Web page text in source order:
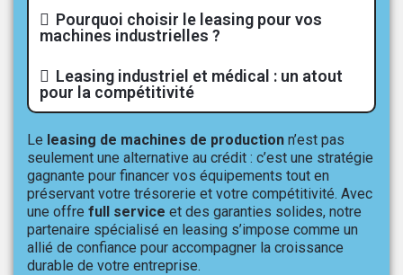
Pourquoi choisir le leasing pour vos
machines industrielles ?
Leasing industriel et médical : un atout
pour la compétitivité
Le leasing de machines de production n’est pas
seulement une alternative au crédit : c’est une stratégie
gagnante pour financer vos équipements tout en
préservant votre trésorerie et votre compétitivité. Avec
une offre full service et des garanties solides, notre
partenaire spécialisé en leasing s’impose comme un
allié de confiance pour accompagner la croissance
durable de votre entreprise.